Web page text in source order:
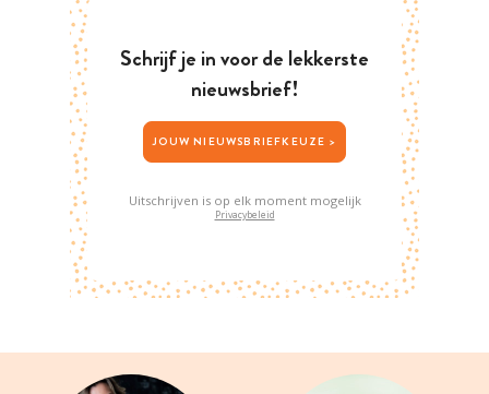
Schrijf je in voor de lekkerste
nieuwsbrief!
JOUW NIEUWSBRIEFKEUZE >
Uitschrijven is op elk moment mogelijk
Privacybeleid